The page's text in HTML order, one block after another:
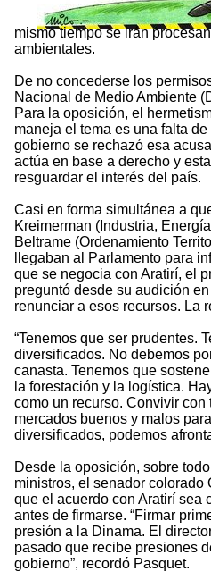
mismo tiempo se irán
ambientales.
De no concederse los
Nacional de Medio Ambiente
Para la oposición, el
maneja el tema es una falta
gobierno se rechazó esa
actúa en base a derecho y
resguardar el interés del país.
Casi en forma simultánea a
Kreimerman (Industria,
Beltrame (Ordenamiento
llegaban al Parlamento para
que se negocia con Aratirí, el
preguntó desde su audición
renunciar a esos recursos. La
“Tenemos que ser prudentes.
diversificados. No debemos
canasta. Tenemos que
la forestación y la logística.
como un recurso. Convivir
mercados buenos y malos
diversificados, podemos
Desde la oposición, sobre
ministros, el senador colorado
que el acuerdo con Aratirí sea
antes de firmarse. “Firmar
presión a la Dinama. El
pasado que recibe presiones
gobierno”, recordó Pasquet.